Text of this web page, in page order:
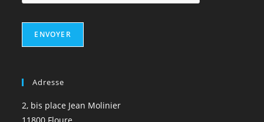
ENVOYER
Adresse
2, bis place Jean Molinier